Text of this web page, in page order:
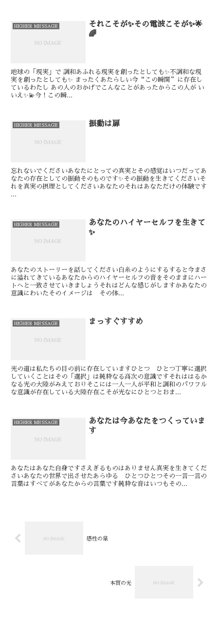
HIGHER MESSAGE
それこそが✨その電波こそが✨🌟
🌈
地球の「現実」で 調和あふれる現実を創ったとしても✨不調和な現
実を創ったとしても✨ まったくあたらしい今“この瞬間”に存在し
ているわたし あの人のおかげでこんなことがあったからこの人が い
いえ✨💫今！この瞬...
HIGHER MESSAGE 振動は扉
忘れないでください⁡⁡⁡あなたにとっての真実とその感覚はいつだってあ
なたの存在としての振動そのものです✨⁡⁡⁡⁡その振動を生きてください⁡⁡⁡⁡⁡そ
れを真実の摂理としてください⁡⁡⁡⁡⁡⁡あなたのそれはあなただけの体験です
⁡⁡⁡⁡...
HIGHER MESSAGE
あなたのハイヤーセルフを生きて
✨
あなたのストーリーを話してください⁡⁡白糸のようにするすると今まさ
に溢れてきているあなたからのハイヤーセルフの音をそのままにハー
トへと一致させていきましょう⁡⁡それはどんな感じがしますか⁡あなたの
意識にわいたそのイメージは その体...
HIGHER MESSAGE まっすぐすすめ
光の道は私たちの目の前に存在していますひとつ ひとつ丁寧に選択
していくことはその「選択」は純粋なる高次の意識ですそれははるか
なる光の大陸がみえておりそこには一人一人が平和と調和のパワフル
な意識が存在している大陸存在こそが光なにひとつとおま...
HIGHER MESSAGE
あなたは今あなたをつくっていま
す
あなたはあなた自身です⁡⁡⁡さえぎるものはありません⁡⁡⁡⁡⁡⁡⁡真実を生きてくだ
さい⁡⁡⁡⁡⁡⁡⁡⁡あなたの世界で出させたあらゆる ひとつひとつ⁡⁡その一言一言の
言葉はすべてがあなたからの言葉です⁡⁡⁡⁡⁡⁡純粋な音はいつもその...
感性の泉
本質の光